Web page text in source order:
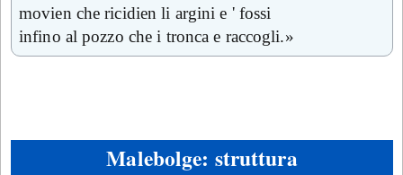
movien che ricidien li argini e ' fossi
infino al pozzo che i tronca e raccogli.»
Malebolge: struttura